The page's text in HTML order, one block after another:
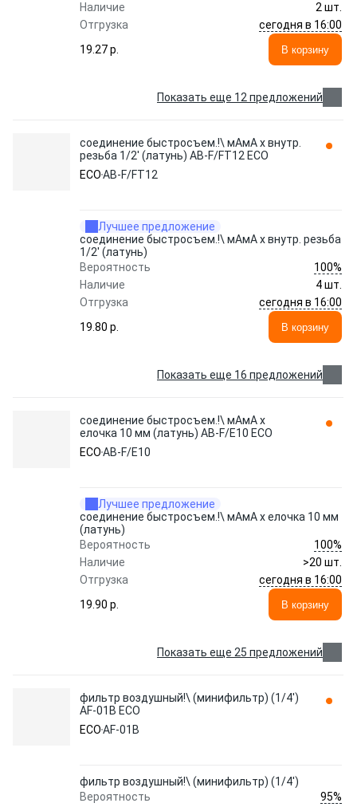
Наличие
2 шт.
Отгрузка
сегодня в 16:00
19.27 p.
В корзину
Показать еще 12 предложений
соединение быстросъем.!\ мАмА х внутр.
резьба 1/2' (латунь) AB-F/FT12 ECO
ECOAB-F/FT12
Лучшее предложение
соединение быстросъем.!\ мАмА х внутр. резьба
1/2' (латунь)
Вероятность
100%
Наличие
4 шт.
Отгрузка
сегодня в 16:00
19.80 p.
В корзину
Показать еще 16 предложений
соединение быстросъем.!\ мАмА х
елочка 10 мм (латунь) AB-F/E10 ECO
ECOAB-F/E10
Лучшее предложение
соединение быстросъем.!\ мАмА х елочка 10 мм
(латунь)
Вероятность
100%
Наличие
>20 шт.
Отгрузка
сегодня в 16:00
19.90 p.
В корзину
Показать еще 25 предложений
фильтр воздушный!\ (минифильтр) (1/4')
AF-01B ECO
ECOAF-01B
фильтр воздушный!\ (минифильтр) (1/4')
Вероятность
95%